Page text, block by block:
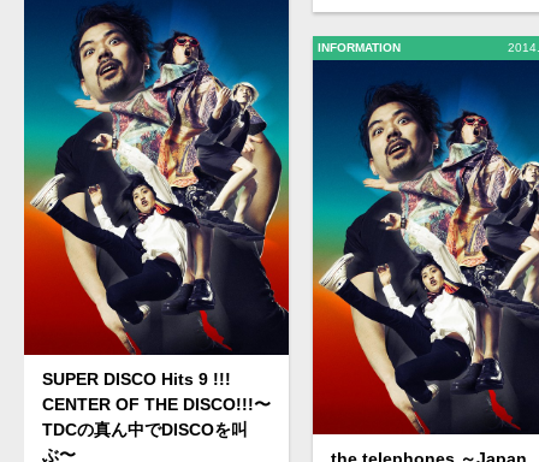
SUPER DISCO Hits 9 !!!
CENTER OF THE DISCO!!!〜
TDCの真ん中でDISCOを叫
ぶ〜
INFORMATION